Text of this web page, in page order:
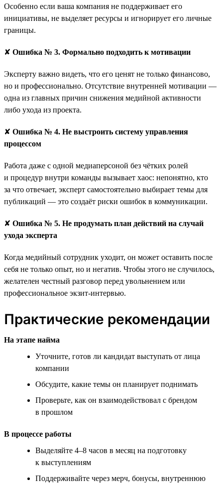
Особенно если ваша компания не поддерживает его
инициативы, не выделяет ресурсы и игнорирует его личные
границы.
✘ Ошибка № 3. Формально подходить к мотивации
Эксперту важно видеть, что его ценят не только финансово,
но и профессионально. Отсутствие внутренней мотивации —
одна из главных причин снижения медийной активности
либо ухода из проекта.
✘ Ошибка № 4. Не выстроить систему управления
процессом
Работа даже с одной медиаперсоной без чётких ролей
и процедур внутри команды вызывает хаос: непонятно, кто
за что отвечает, эксперт самостоятельно выбирает темы для
публикаций — это создаёт риски ошибок в коммуникации.
✘ Ошибка № 5. Не продумать план действий на случай
ухода эксперта
Когда медийный сотрудник уходит, он может оставить после
себя не только опыт, но и негатив. Чтобы этого не случилось,
желателен честный разговор перед увольнением или
профессиональное экзит-интервью.
Практические рекомендации
На этапе найма
Уточните, готов ли кандидат выступать от лица
компании
Обсудите, какие темы он планирует поднимать
Проверьте, как он взаимодействовал с брендом
в прошлом
В процессе работы
Выделяйте 4–8 часов в месяц на подготовку
к выступлениям
Поддерживайте через мерч, бонусы, внутреннюю